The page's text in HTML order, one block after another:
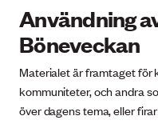
Användning
Böneveckan
Materialet är framtaget för
kommuniteter, och andra
över dagens tema, eller